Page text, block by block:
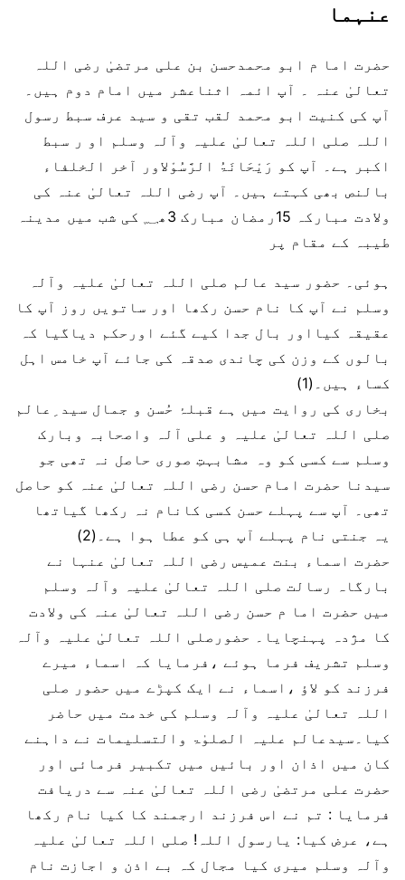
عنہما
حضرت اما م ابو محمدحسن بن علی مرتضیٰ رضی اللہ
تعالیٰ عنہ ۔ آپ ائمہ اثناعشر میں امام دوم ہیں۔
آپ کی کنیت ابو محمد لقب تقی و سید عرف سبط رسول
اللہ صلی اللہ تعالیٰ علیہ وآلہ وسلم او ر سبط
اکبر ہے۔ آپ کو رَیْحَانَۃُ الرَّسُوْلاور آخر الخلفاء
بالنص بھی کہتے ہیں۔ آپ رضی اللہ تعالیٰ عنہ کی
ولادت مبارکہ 15رمضان مبارک 3ھ؁ کی شب میں مدینہ
طیبہ کے مقام پر
ہوئی۔ حضور سید عالم صلی اللہ تعالیٰ علیہ وآلہ
وسلم نے آپ کا نام حسن رکھا اور ساتویں روز آپ کا
عقیقہ کیااور بال جدا کیے گئے اورحکم دیاگیا کہ
بالوں کے وزن کی چاندی صدقہ کی جائے آپ خامس اہل
کساء ہیں۔(1)
بخاری کی روایت میں ہے قبلۂ حُسن و جمال سید ِعالم
صلی اللہ تعالیٰ علیہ و علی آلہ واصحابہ وبارک
وسلم سے کسی کو وہ مشابہتِ صوری حاصل نہ تھی جو
سیدنا حضرت امام حسن رضی اللہ تعالیٰ عنہ کو حاصل
تھی۔ آپ سے پہلے حسن کسی کانام نہ رکھا گیاتھا
یہ جنتی نام پہلے آپ ہی کو عطا ہوا ہے۔(2)
حضرت اسماء بنت عمیس رضی اللہ تعالیٰ عنہا نے
بارگاہ رسالت صلی اللہ تعالیٰ علیہ وآلہ وسلم
میں حضرت اما م حسن رضی اللہ تعالیٰ عنہ کی ولادت
کا مژدہ پہنچایا۔ حضورصلی اللہ تعالیٰ علیہ وآلہ
وسلم تشریف فرما ہوئے ،فرمایا کہ اسماء میرے
فرزند کو لاؤ ،اسماء نے ایک کپڑے میں حضور صلی
اللہ تعالیٰ علیہ وآلہ وسلم کی خدمت میں حاضر
کیا۔سیدعالم علیہ الصلوٰۃ والتسلیمات نے داہنے
کان میں اذان اور بائیں میں تکبیر فرمائی اور
حضرت علی مرتضیٰ رضی اللہ تعالیٰ عنہ سے دریافت
فرمایا : تم نے اس فرزند ارجمند کا کیا نام رکھا
ہے، عرض کیا: یارسول اللہ! صلی اللہ تعالیٰ علیہ
وآلہ وسلم میری کیا مجال کہ بے اذن و اجازت نام